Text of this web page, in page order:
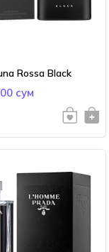
Rossa Black
сум